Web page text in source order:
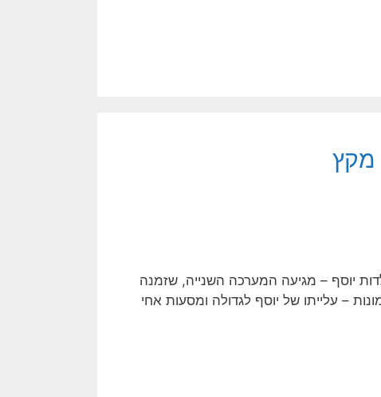
מקץ
יוסף – מגיעה המערכה השנייה, שזמנה
– עלייתו של יוסף לגדולה ומסעות אחי